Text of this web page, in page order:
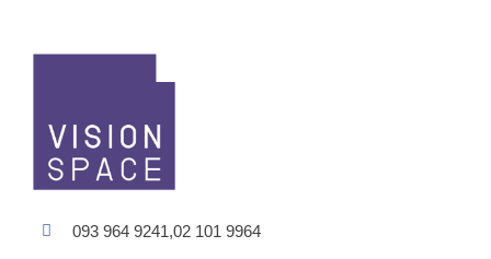
093 964 9241,02 101 9964